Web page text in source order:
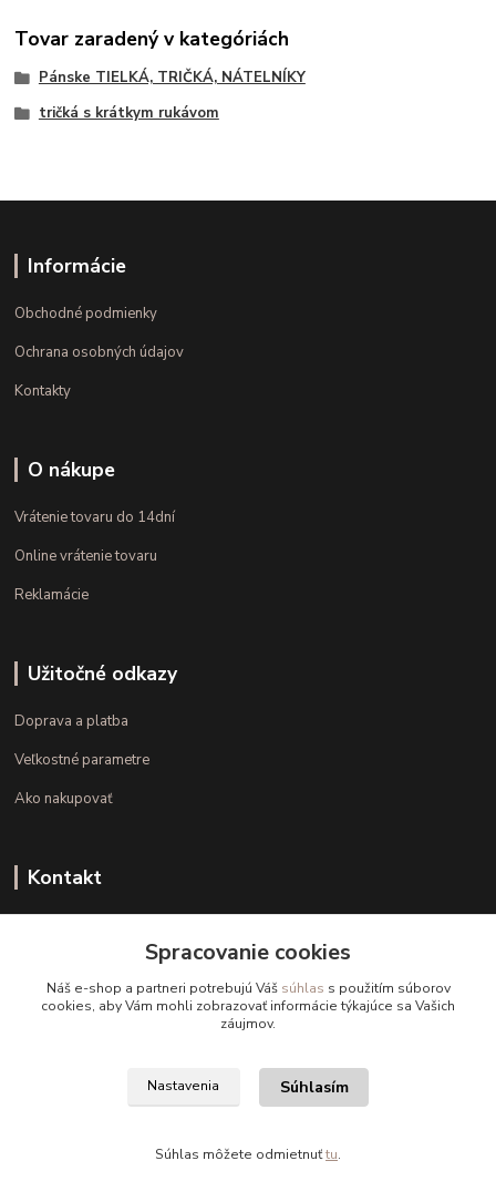
Tovar zaradený v kategóriách
Pánske TIELKÁ, TRIČKÁ, NÁTELNÍKY
tričká s krátkym rukávom
Informácie
Obchodné podmienky
Ochrana osobných údajov
Kontakty
O nákupe
Vrátenie tovaru do 14dní
Online vrátenie tovaru
Reklamácie
Užitočné odkazy
Doprava a platba
Veľkostné parametre
Ako nakupovať
Kontakt
(Po.-Pi. 10.00 - 15.00)
info@kvalitnaBielizen.sk
Copyright © kvalitnabielizen.sk
Spracovanie cookies
Náš e-shop a partneri potrebujú Váš súhlas s použitím súborov
cookies, aby Vám mohli zobrazovať informácie týkajúce sa Vašich
záujmov.
Nastavenia Súhlasím
Súhlas môžete odmietnuťtu.